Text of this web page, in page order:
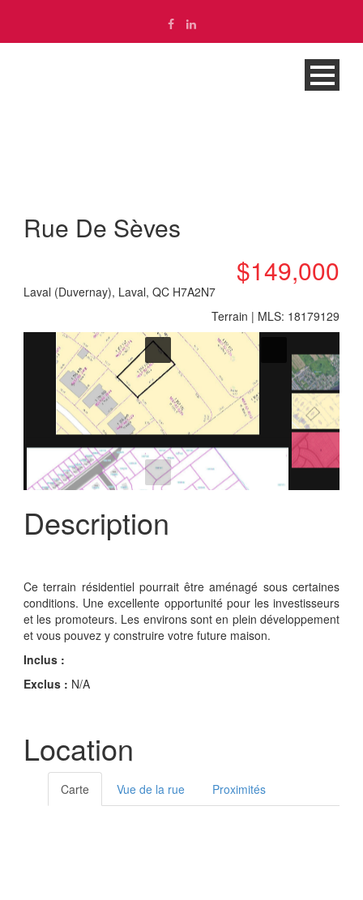
Rue De Sèves
$149,000
Laval (Duvernay), Laval, QC H7A2N7
Terrain | MLS: 18179129
Description
Ce terrain résidentiel pourrait être aménagé sous certaines
conditions. Une excellente opportunité pour les investisseurs
et les promoteurs. Les environs sont en plein développement
et vous pouvez y construire votre future maison.
Inclus :
Exclus : N/A
Location
Carte Vue de la rue Proximités